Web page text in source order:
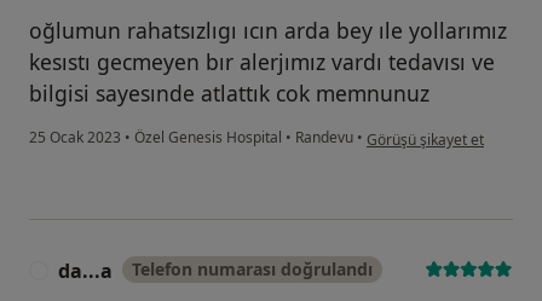
oğlumun rahatsızlıgı ıcın arda bey ıle yollarımız
kesıstı gecmeyen bır alerjımız vardı tedavısı ve
bilgisi sayesınde atlattık cok memnunuz
25 Ocak 2023 • Özel Genesis Hospital • Randevu • kullanıcının görüşüne
Görüşü şikayet et
da...a Telefon numarası doğrulandı